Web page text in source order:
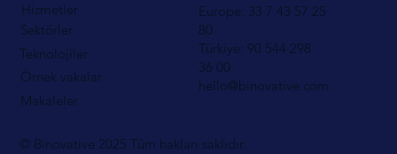
Hizmetler
Sektörler
Teknolojiler
Örnek vakalar
Makaleler
Europe: 33 7 43 57 25
80
Türkiye: 90 544 298
36 00
hello@binovative.com
© Binovative 2025Tüm hakları saklıdır.